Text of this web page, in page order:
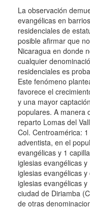
La observación
evangélicas en
residenciales de
posible afirmar que
Nicaragua en donde
cualquier
residenciales es
Este fenómeno
favorece el
y una mayor
populares. A manera
reparto Lomas del
Col. Centroamérica:
adventista, en el
evangélicas y 1
iglesias evangélicas
iglesias evangélicas y
iglesias evangélicas y
ciudad de Diriamba
de otras